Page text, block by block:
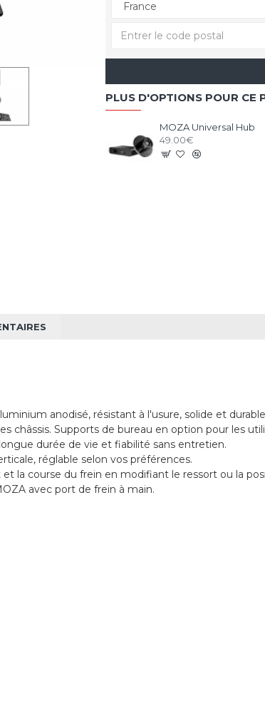
PLUS D'OPTIONS POUR CE
MOZA Universal Hub
49.00€
anodisé, résistant à l'usure, solide et
châssis. Supports de bureau en option pour les
durée de vie et fiabilité sans entretien.
réglable selon vos préférences.
la course du frein en modifiant le ressort ou la
avec port de frein à main.